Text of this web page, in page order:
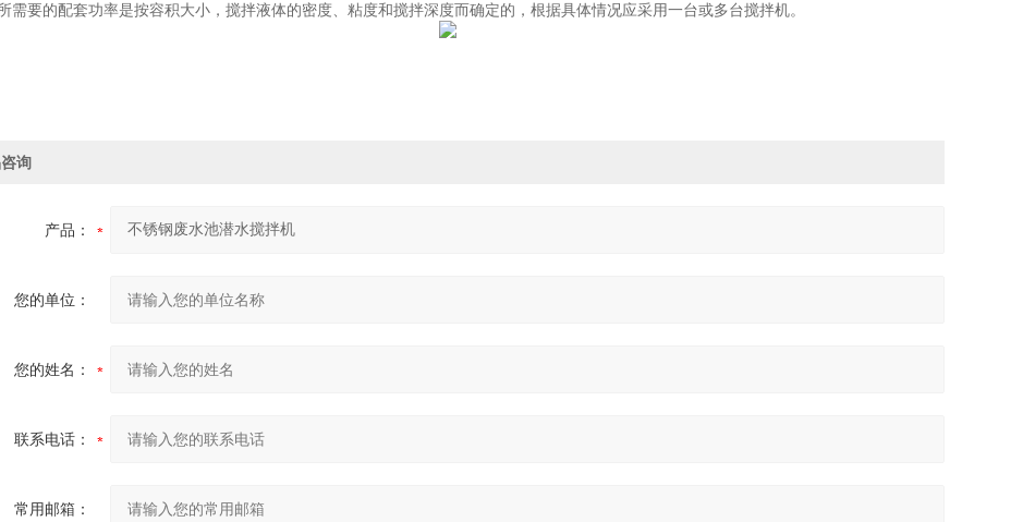
需要的配套功率是按容积大小，搅拌液体的密度、粘度和搅拌深度而确定的，根据具体情况应采用一台或多台搅拌机。
询
产品：
您的单位：
您的姓名：
联系电话：
常用邮箱：